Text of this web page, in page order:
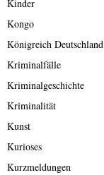
Kinder
Kongo
Königreich Deutschland
Kriminalfälle
Kriminalgeschichte
Kriminalität
Kunst
Kurioses
Kurzmeldungen